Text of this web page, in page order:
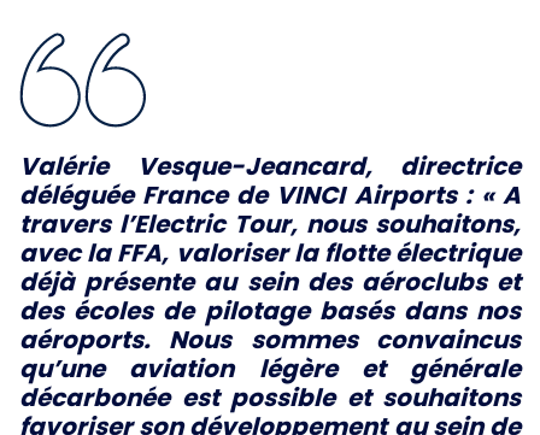
Valérie Vesque-Jeancard, directrice
déléguée France de VINCI Airports : « A
travers l’Electric Tour, nous souhaitons,
avec la FFA, valoriser la flotte électrique
déjà présente au sein des aéroclubs et
des écoles de pilotage basés dans nos
aéroports. Nous sommes convaincus
qu’une aviation légère et générale
décarbonée est possible et souhaitons
favoriser son développement au sein de